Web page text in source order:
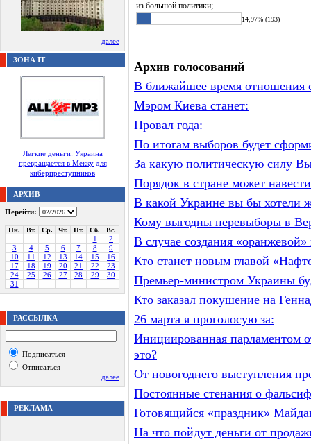
далее
ЗОНА IT
Легкие деньги: Украина
превращается в Мекку для
киберпреступников
АРХИВ
Перейти:
Пн. Вт. Ср. Чт. Пт. Сб. Вс.
1
2
3
4 5 6 7 8
9
10
11 12 13 14 15
16
17
18 19 20 21 22
23
24
25 26 27 28 29
30
31
РАССЫЛКА
Подписаться
Отписаться
далее
РЕКЛАМА
из большой политики;
14,97% (193)
Архив голосований
В ближайшее время отношения
Мэром Киева станет:
Провал года:
По итогам выборов будет
За какую политическую силу Вы
Порядок в стране может
В какой Украине вы бы хотели
Кому выгодны перевыборы в
В случае создания
Кто станет новым главой
Премьер-министром Украины
Кто заказал покушение на
26 марта я проголосую за:
Инициированная парламентом
это?
От новогоднего выступления
Постоянные стенания о
Готовящийся «праздник»
На что пойдут деньги от